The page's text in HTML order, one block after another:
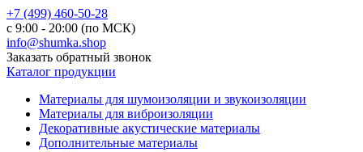
+7 (499) 460-50-28
с 9:00 - 20:00 (по МСК)
info@shumka.shop
Заказать обратный звонок
Каталог продукции
Материалы для шумоизоляции и звукоизоляции
Материалы для виброизоляции
Декоративные акустические материалы
Дополнительные материалы